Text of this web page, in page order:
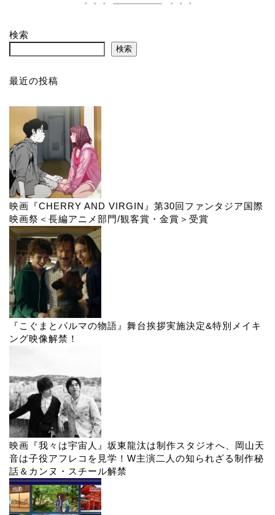
検索
検索
最近の投稿
映画『CHERRY AND VIRGIN』第30回ファンタジア国際
映画祭＜長編アニメ部門/観客賞・金賞＞受賞
『こぐまとパルマの物語』舞台挨拶実施決定&特別メイキ
ング映像解禁！
映画『我々は宇宙人』坂東龍汰は制作スタジオへ、岡山天
音は子役アフレコを見学！W主演二人の知られざる制作秘
話＆カンヌ・スチール解禁